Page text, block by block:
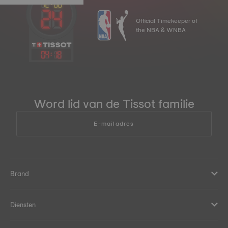
04: 18
Official Timekeeper of
the NBA & WNBA
Word lid van de Tissot familie
E-mailadres
Brand
Diensten